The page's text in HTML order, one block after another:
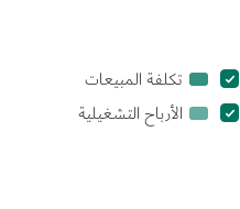
تكلفة المبيعاتتكلفة
المبيعاتالأرباح التشغيليةالأرباح